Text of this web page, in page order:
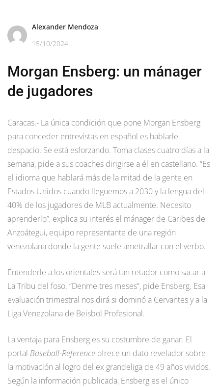
Alexander Mendoza
15/10/2024
Morgan Ensberg: un mánager
de jugadores
Caracas.- La única condición que pone Morgan Ensberg
para conceder entrevistas en español es hablarle
despacio. Se está esforzando. Toma clases cuatro días a la
semana, pide a sus coaches dirigirse a él en castellano. “Es
el idioma que hablará más de la mitad de la gente en
Estados Unidos cuando lleguemos a 2030 y la lengua del
40% de los jugadores de MLB actualmente. Necesito
aprenderlo”, explica su interés el mánager de Caribes de
Anzoátegui, equipo representante de una región
venezolana donde la gente suele ametrallar con el verbo.
Entenderle a los orientales será tan retador como sacar a
La Tribu del foso. “Denme tres meses”, pide Ensberg. Esa
evaluación trimestral nos dirá si dominó a Cervantes y a la
Liga Venezolana de Beisbol Profesional.
La ventaja para Ensberg es su costumbre de ganar. El
portal Baseball-Reference ofrece un dato revelador sobre
la motivación al logro del ex grandeliga de 49 años vividos.
Según la información publicada, Ensberg es el único